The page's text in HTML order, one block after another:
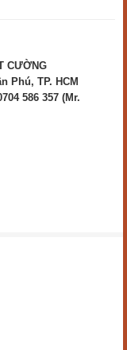
CƯỜNG
Phú, TP. HCM
586 357 (Mr.